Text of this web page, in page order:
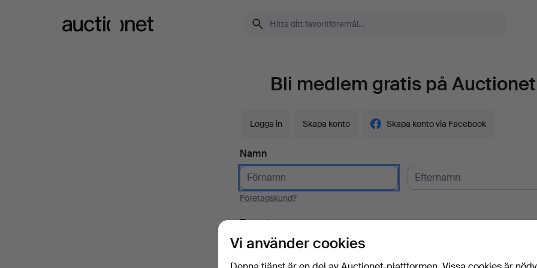
Bli medlem gratis på Auctionet
Logga in Skapa konto Skapa konto via Facebook
Namn
Företagskund?
E-post
Vi använder cookies